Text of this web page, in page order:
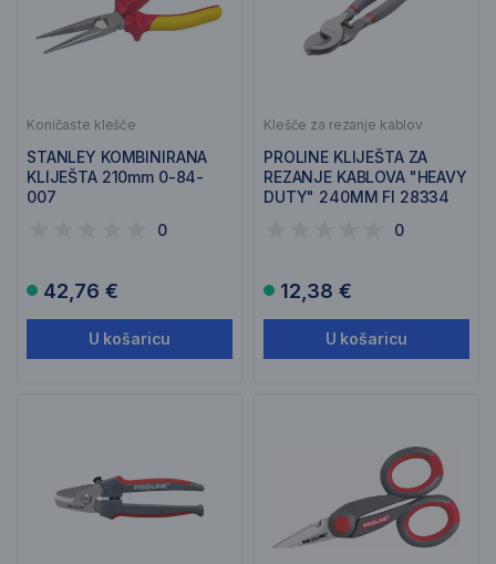
Koničaste klešče
STANLEY KOMBINIRANA
KLIJEŠTA 210mm 0-84-
007
0
42,76 €
U košaricu
Klešče za rezanje kablov
PROLINE KLIJEŠTA ZA
REZANJE KABLOVA "HEAVY
DUTY" 240MM FI 28334
0
12,38 €
U košaricu